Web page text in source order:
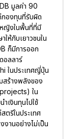
มูลค่า 90
กองทุนที่รับผิด
หญิงในพื้นที่ที่มี
ให้กับเยาวชนใน
ก็มีการออก
อลลาร์
ในประเทศญี่ปุ่น
สร้างพลังของ
ใน
ำเงินทุนไปใช้
ตรีในประเทศ
านอย่างไม่เป็น